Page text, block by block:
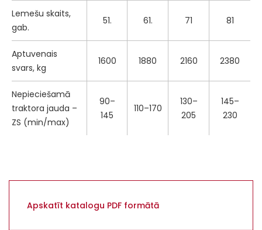
Lemešu skaits,
gab.
51. 61. 71 81
Aptuvenais
svars, kg
1600 1880 2160 2380
Nepieciešamā
traktora jauda –
ZS (min/max)
90–
145
110–170
130–
205
145–
230
Apskatīt katalogu PDF formātā